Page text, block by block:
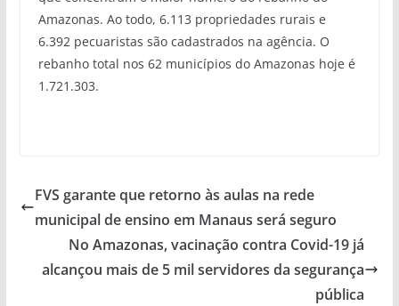
Amazonas. Ao todo, 6.113 propriedades rurais e
6.392 pecuaristas são cadastrados na agência. O
rebanho total nos 62 municípios do Amazonas hoje é
1.721.303.
FVS garante que retorno às aulas na rede
municipal de ensino em Manaus será seguro
No Amazonas, vacinação contra Covid-19 já
alcançou mais de 5 mil servidores da segurança
pública